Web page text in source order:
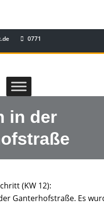
0771
in der
(KW 12):
Ganterhofstraße. Es